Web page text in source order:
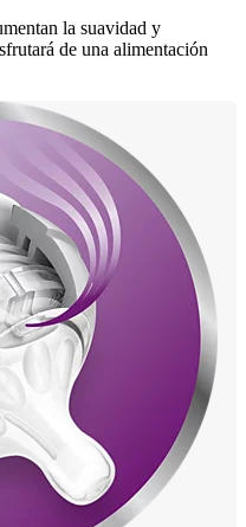
la suavidad y
de una alimentación